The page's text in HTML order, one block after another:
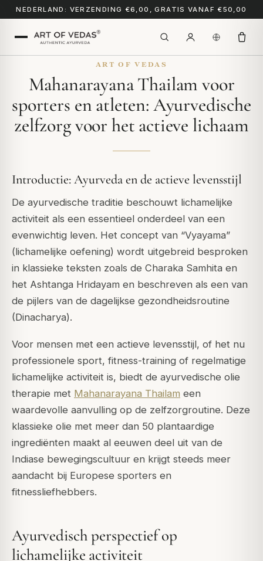
NEDERLAND: VERZENDING €6,00, GRATIS VANAF €50,00
ART OF VEDAS
Mahanarayana Thailam voor
sporters en atleten: Ayurvedische
zelfzorg voor het actieve lichaam
Introductie: Ayurveda en de actieve levensstijl
De ayurvedische traditie beschouwt lichamelijke
activiteit als een essentieel onderdeel van een
evenwichtig leven. Het concept van “Vyayama”
(lichamelijke oefening) wordt uitgebreid besproken
in klassieke teksten zoals de Charaka Samhita en
het Ashtanga Hridayam en beschreven als een van
de pijlers van de dagelijkse gezondheidsroutine
(Dinacharya).
Voor mensen met een actieve levensstijl, of het nu
professionele sport, fitness-training of regelmatige
lichamelijke activiteit is, biedt de ayurvedische olie
therapie met Mahanarayana Thailam een
waardevolle aanvulling op de zelfzorgroutine. Deze
klassieke olie met meer dan 50 plantaardige
ingrediënten maakt al eeuwen deel uit van de
Indiase bewegingscultuur en krijgt steeds meer
aandacht bij Europese sporters en
fitnessliefhebbers.
Ayurvedisch perspectief op
lichamelijke activiteit